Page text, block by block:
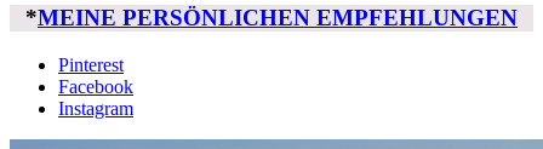
*MEINE PERSÖNLICHEN EMPFEHLUNGEN
Pinterest
Facebook
Instagram